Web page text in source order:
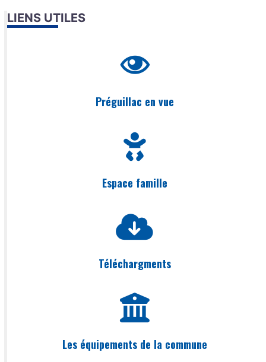
LIENS UTILES
Préguillac en vue
Espace famille
Téléchargments
Les équipements de la commune